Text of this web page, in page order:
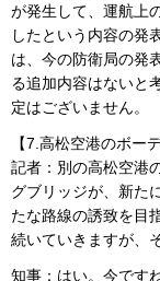
が発生して、運航上
したという内容の発
は、今の防衛局の発
る追加内容はないと
定はございません。
【7.高松空港のボー
記者：別の高松空港
グブリッジが、新た
たな路線の誘致を目
続いていきますが、
知事：はい。今です